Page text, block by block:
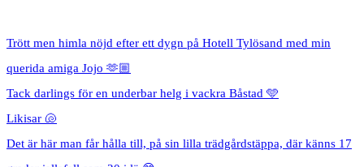
Trött men himla nöjd efter ett dygn på Hotell Tylösand med min
querida amiga Jojo 🫶🏼
Tack darlings för en underbar helg i vackra Båstad 🩵
Likisar 🐚
Det är här man får hålla till, på sin lilla trädgårdstäppa, där känns 17